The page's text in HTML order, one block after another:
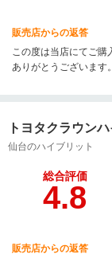
販売店からの返答
この度は当店にてご購
ありがとうございます
いたします。
トヨタクラウン
仙台のハイブリット
総合評価
4.8
販売店からの返答